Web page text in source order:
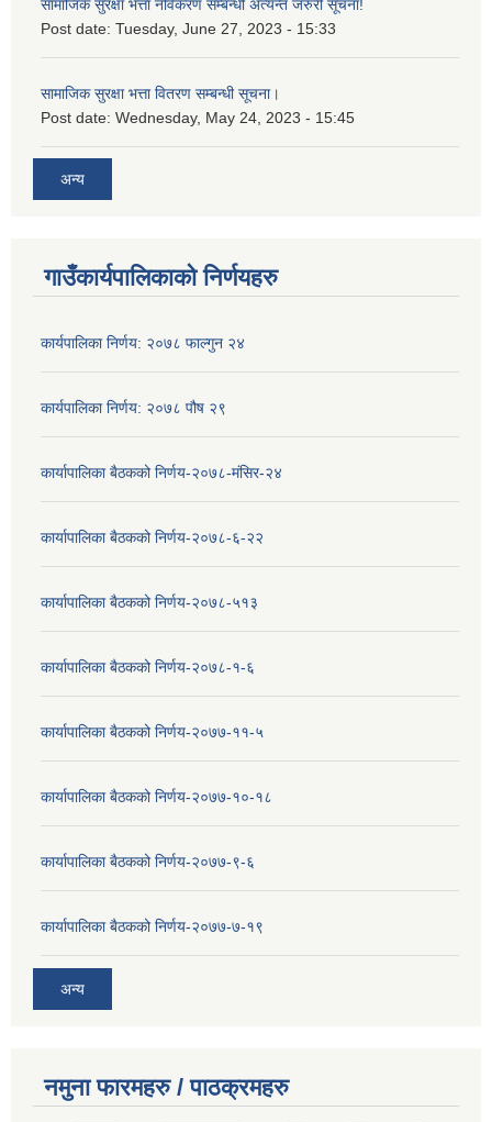
सामाजिक सुरक्षा भत्ता नविकरण सम्बन्धी अत्यन्त जरुरी सूचना!
Post date: Tuesday, June 27, 2023 - 15:33
सामाजिक सुरक्षा भत्ता वितरण सम्बन्धी सूचना।
Post date: Wednesday, May 24, 2023 - 15:45
अन्य
गाउँकार्यपालिकाको निर्णयहरु
कार्यपालिका निर्णय: २०७८ फाल्गुन २४
कार्यपालिका निर्णय: २०७८ पौष २९
कार्यापालिका बैठकको निर्णय-२०७८-मंसिर-२४
कार्यापालिका बैठकको निर्णय-२०७८-६-२२
कार्यापालिका बैठकको निर्णय-२०७८-५१३
कार्यापालिका बैठकको निर्णय-२०७८-१-६
कार्यापालिका बैठकको निर्णय-२०७७-११-५
कार्यापालिका बैठकको निर्णय-२०७७-१०-१८
कार्यापालिका बैठकको निर्णय-२०७७-९-६
कार्यापालिका बैठकको निर्णय-२०७७-७-१९
अन्य
नमुना फारमहरु / पाठक्रमहरु